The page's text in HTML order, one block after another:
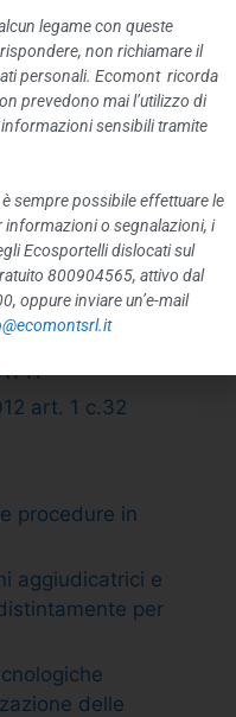
acquisizione
politico
art. 1 c.32
procedure in
aggiudicatrici e
per
delle
legame con queste
non richiamare il
personali. Ecomont ricorda
prevedono mai l’utilizzo di
sensibili tramite
sempre possibile effettuare le
informazioni o segnalazioni, i
Ecosportelli dislocati sul
800904565, attivo dal
oppure inviare un’e-mail